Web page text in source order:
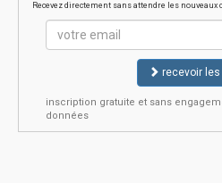
Recevez directement sans attendre les
recevoir
inscription gratuite et sans
données